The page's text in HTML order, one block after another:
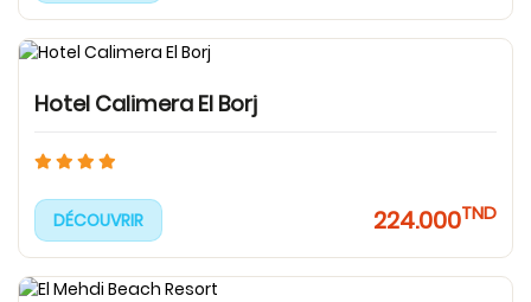
Hotel Calimera El Borj
DÉCOUVRIR 224.000TND